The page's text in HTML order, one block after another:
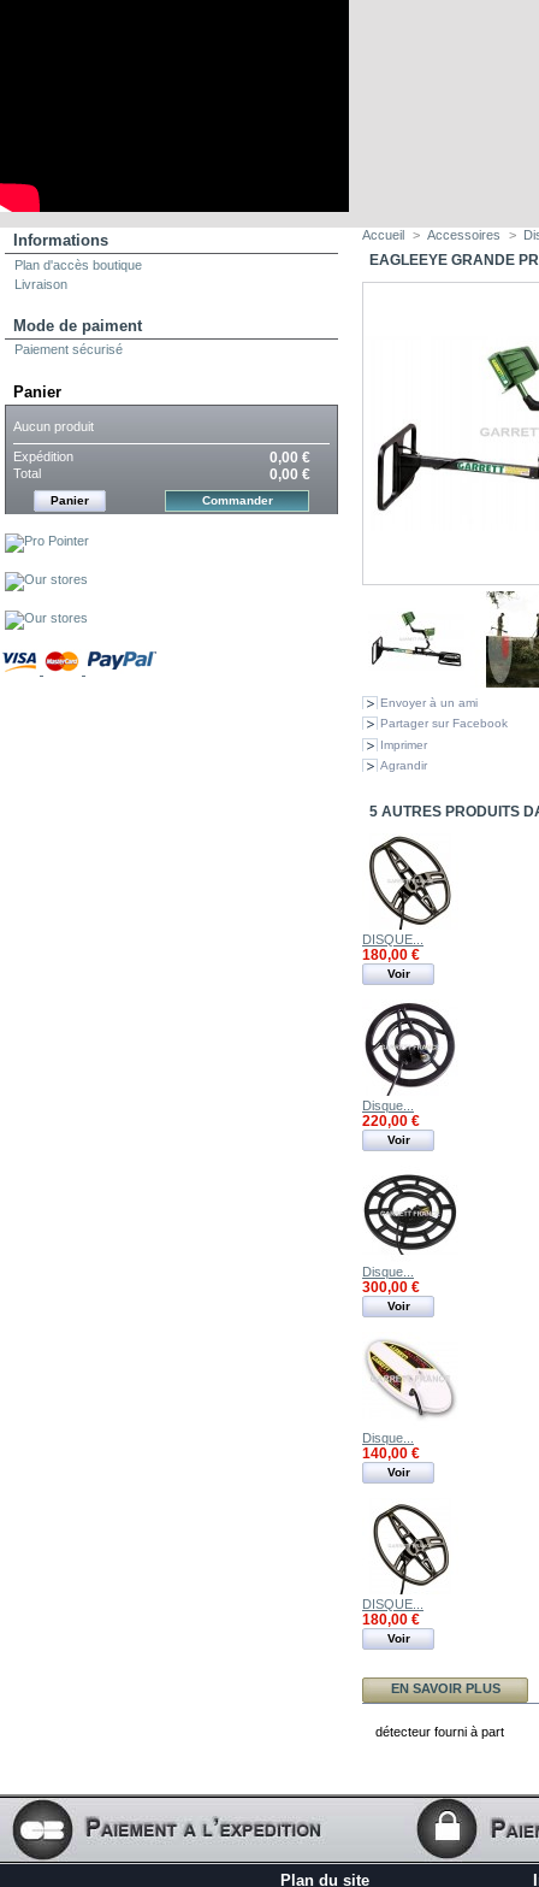
Informations
Livraison
Mode de paiment
Panier
Total
Panier Commander
Envoyer à un ami
Partager sur Facebook
Imprimer
Agrandir
5 AUTRES PRODUITS
DISQUE...
180,00 €
Voir
Disque...
220,00 €
Voir
Disque...
300,00 €
Disque...
140,00 €
DISQUE...
180,00 €
Voir
EN SAVOIR PLUS
détecteur fourni à part
Plan du site
Accueil
Nous contacter